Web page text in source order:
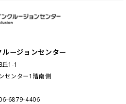
ージョンセンター
1-1
センター1階南側
6879-4406